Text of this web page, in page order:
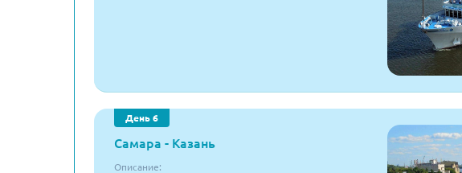
День 6
Самара - Казань
Описание: